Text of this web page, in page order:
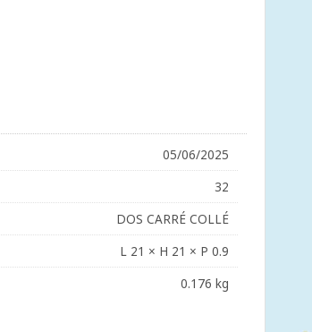
05/06/2025
32
DOS CARRÉ COLLÉ
L 21 × H 21 × P 0.9
0.176 kg